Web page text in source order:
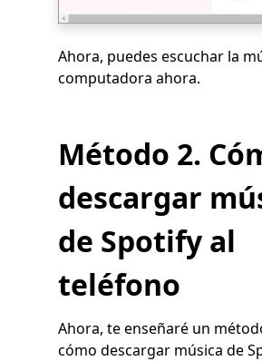
Ahora, puedes escuchar la
computadora ahora.
Método 2.
descargar
de Spotify al
teléfono
Ahora, te enseñaré un
cómo descargar música de